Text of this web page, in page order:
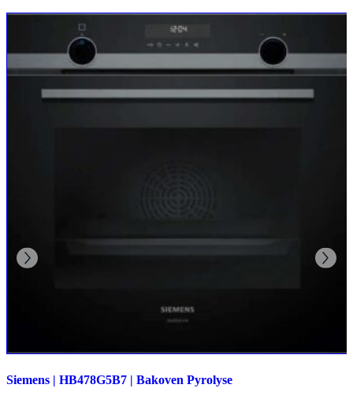
Siemens | HB478G5B7 | Bakoven Pyrolyse